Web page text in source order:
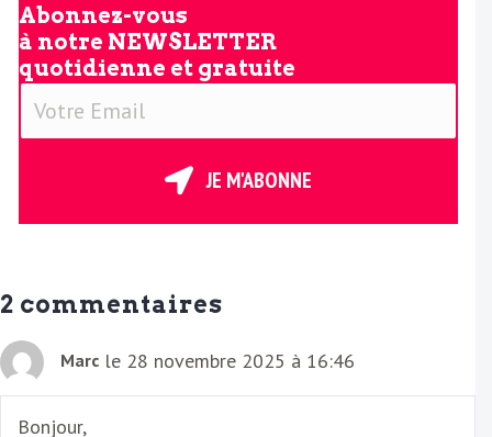
Abonnez-vous
à notre NEWSLETTER
quotidienne et gratuite
V
E
i
l
JE M'ABONNE
2 commentaires
Marc le 28 novembre 2025 à 16:46
Bonjour,